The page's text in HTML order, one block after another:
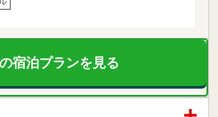
宿泊プランを見る